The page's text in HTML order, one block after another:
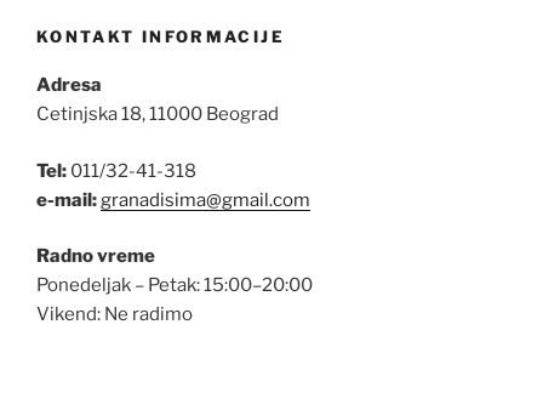
KONTAKT INFORMACIJE
Adresa
Cetinjska 18, 11000 Beograd
Tel: 011/32-41-318
e-mail:granadisima@gmail.com
Radno vreme
Ponedeljak – Petak: 15:00–20:00
Vikend: Ne radimo